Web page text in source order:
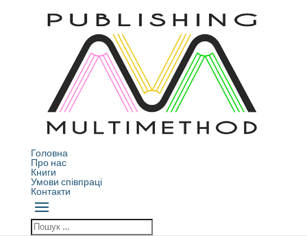
Головна
Про нас
Книги
Умови співпраці
Контакти